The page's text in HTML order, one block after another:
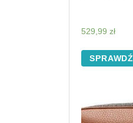
529,99 zł
SPRAWDŹ